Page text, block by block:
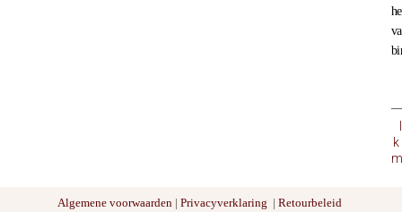
Algemene voorwaarden | Privacyverklaring | Retourbeleid